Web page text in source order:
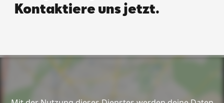
Kontaktiere uns jetzt.